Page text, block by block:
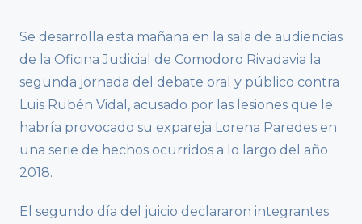
Se desarrolla esta mañana en la sala de audiencias
de la Oficina Judicial de Comodoro Rivadavia la
segunda jornada del debate oral y público contra
Luis Rubén Vidal, acusado por las lesiones que le
habría provocado su expareja Lorena Paredes en
una serie de hechos ocurridos a lo largo del año
2018.
El segundo día del juicio declararon integrantes